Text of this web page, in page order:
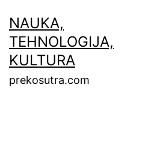
to
content
NAUKA,
TEHNOLOGIJA,
KULTURA
prekosutra.com